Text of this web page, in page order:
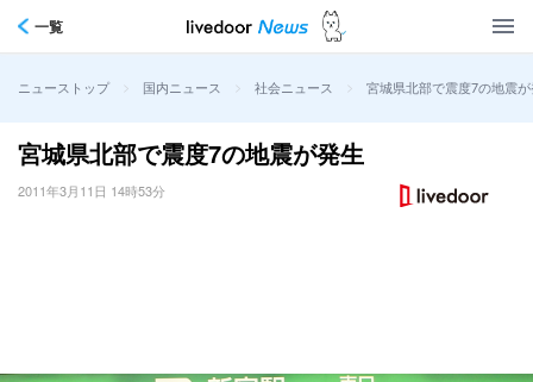
一覧
ニューストップ > 国内ニュース > 社会ニュース > 宮城県北部で震度7の地震
宮城県北部で震度7の地震が発生
2011年3月11日 14時53分